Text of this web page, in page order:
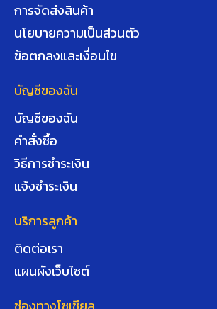
การจัดส่งสินค้า
นโยบายความเป็นส่วนตัว
ข้อตกลงและเงื่อนไข
บัญชีของฉัน
บัญชีของฉัน
คำสั่งซื้อ
วิธีการชำระเงิน
แจ้งชำระเงิน
บริการลูกค้า
ติดต่อเรา
แผนผังเว็บไซต์